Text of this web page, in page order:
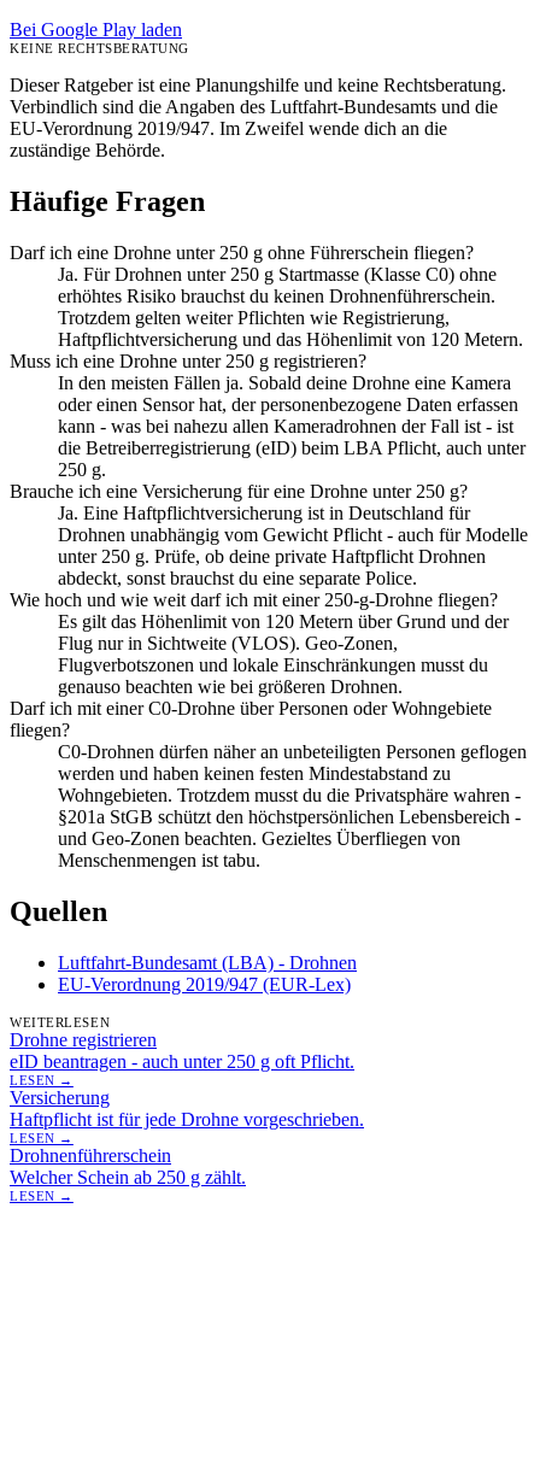
Bei Google Play laden
KEINE RECHTSBERATUNG
Dieser Ratgeber ist eine Planungshilfe und keine Rechtsberatung.
Verbindlich sind die Angaben des Luftfahrt-Bundesamts und die
EU-Verordnung 2019/947. Im Zweifel wende dich an die
zuständige Behörde.
Häufige Fragen
Darf ich eine Drohne unter 250 g ohne Führerschein fliegen?
Ja. Für Drohnen unter 250 g Startmasse (Klasse C0) ohne
erhöhtes Risiko brauchst du keinen Drohnenführerschein.
Trotzdem gelten weiter Pflichten wie Registrierung,
Haftpflichtversicherung und das Höhenlimit von 120 Metern.
Muss ich eine Drohne unter 250 g registrieren?
In den meisten Fällen ja. Sobald deine Drohne eine Kamera
oder einen Sensor hat, der personenbezogene Daten erfassen
kann - was bei nahezu allen Kameradrohnen der Fall ist - ist
die Betreiberregistrierung (eID) beim LBA Pflicht, auch unter
250 g.
Brauche ich eine Versicherung für eine Drohne unter 250 g?
Ja. Eine Haftpflichtversicherung ist in Deutschland für
Drohnen unabhängig vom Gewicht Pflicht - auch für Modelle
unter 250 g. Prüfe, ob deine private Haftpflicht Drohnen
abdeckt, sonst brauchst du eine separate Police.
Wie hoch und wie weit darf ich mit einer 250-g-Drohne fliegen?
Es gilt das Höhenlimit von 120 Metern über Grund und der
Flug nur in Sichtweite (VLOS). Geo-Zonen,
Flugverbotszonen und lokale Einschränkungen musst du
genauso beachten wie bei größeren Drohnen.
Darf ich mit einer C0-Drohne über Personen oder Wohngebiete
fliegen?
C0-Drohnen dürfen näher an unbeteiligten Personen geflogen
werden und haben keinen festen Mindestabstand zu
Wohngebieten. Trotzdem musst du die Privatsphäre wahren -
§201a StGB schützt den höchstpersönlichen Lebensbereich -
und Geo-Zonen beachten. Gezieltes Überfliegen von
Menschenmengen ist tabu.
Quellen
Luftfahrt-Bundesamt (LBA) - Drohnen
EU-Verordnung 2019/947 (EUR-Lex)
WEITERLESEN
Drohne registrieren
eID beantragen - auch unter 250 g oft Pflicht.
LESEN →
Versicherung
Haftpflicht ist für jede Drohne vorgeschrieben.
LESEN →
Drohnenführerschein
Welcher Schein ab 250 g zählt.
LESEN →